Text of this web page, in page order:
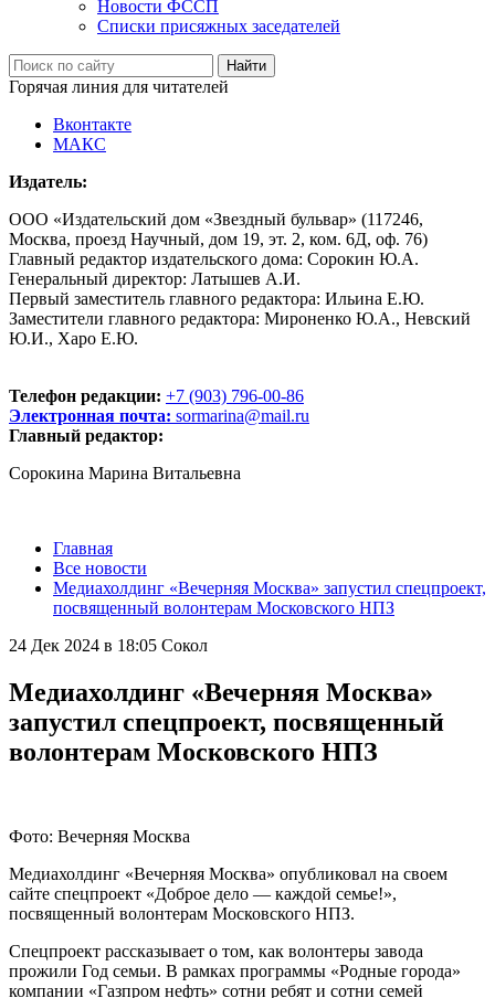
Новости ФССП
Списки присяжных заседателей
Горячая линия для читателей
Вконтакте
МАКС
Издатель:
ООО «Издательский дом «Звездный бульвар» (117246,
Москва, проезд Научный, дом 19, эт. 2, ком. 6Д, оф. 76)
Главный редактор издательского дома: Сорокин Ю.А.
Генеральный директор: Латышев А.И.
Первый заместитель главного редактора: Ильина Е.Ю.
Заместители главного редактора: Мироненко Ю.А., Невский
Ю.И., Харо Е.Ю.
Телефон редакции: +7 (903) 796-00-86
Электронная почта: sormarina@mail.ru
Главный редактор:
Сорокина Марина Витальевна
Главная
Все новости
Медиахолдинг «Вечерняя Москва» запустил спецпроект,
посвященный волонтерам Московского НПЗ
24 Дек 2024 в 18:05 Сокол
Медиахолдинг «Вечерняя Москва»
запустил спецпроект, посвященный
волонтерам Московского НПЗ
Фото: Вечерняя Москва
Медиахолдинг «Вечерняя Москва» опубликовал на своем
сайте спецпроект «Доброе дело — каждой семье!»,
посвященный волонтерам Московского НПЗ.
Спецпроект рассказывает о том, как волонтеры завода
прожили Год семьи. В рамках программы «Родные города»
компании «Газпром нефть» сотни ребят и сотни семей